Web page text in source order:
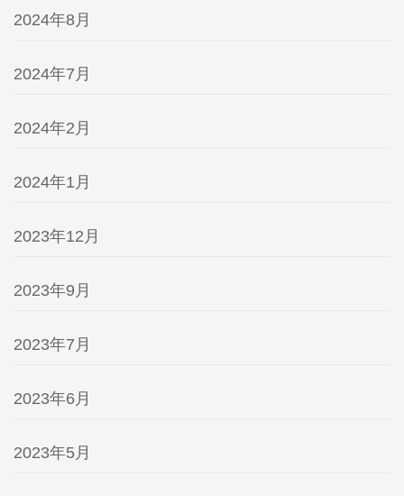
2024年8月
2024年7月
2024年2月
2024年1月
2023年12月
2023年9月
2023年7月
2023年6月
2023年5月